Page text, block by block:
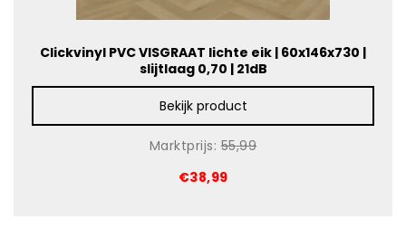
Clickvinyl PVC VISGRAAT lichte eik | 60x146x730 |
slijtlaag 0,70 | 21dB
Bekijk product
Marktprijs:55,99
€38,99